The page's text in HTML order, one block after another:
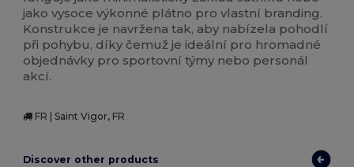
jako vysoce výkonné plátno pro vlastní branding.
Konstrukce je navržena tak, aby nabízela pohodlí
při pohybu, díky čemuž je ideální pro hromadné
objednávky pro sportovní týmy nebo personál
akcí.
FR | Saint Vigor, FR
Discover other products